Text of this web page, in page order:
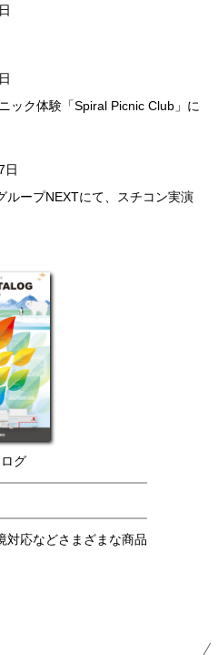
ック体験「Spiral Picnic Club」に
日
ループNEXTにて、スチコン実演
グ
対応などさまざまな商品